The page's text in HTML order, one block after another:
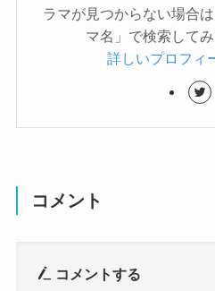
ラマが見つからない場合
マ名」で検索して
詳しいプロフィ
コメント
コメントする